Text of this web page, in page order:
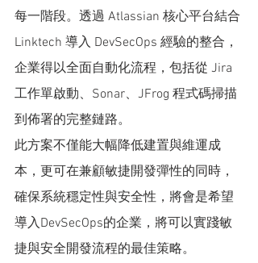
每一階段。透過 Atlassian 核心平台結合
Linktech 導入 DevSecOps 經驗的整合，
企業得以全面自動化流程，包括從 Jira
工作單啟動、Sonar、JFrog 程式碼掃描
到佈署的完整鏈路。
此方案不僅能大幅降低建置與維運成
本，更可在兼顧敏捷開發彈性的同時，
確保系統穩定性與安全性，將會是希望
導入DevSecOps的企業，將可以實踐敏
捷與安全開發流程的最佳策略。